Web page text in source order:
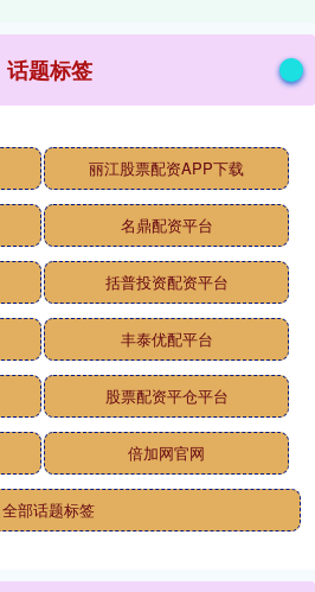
话题标签
丽江股票配资APP下载
名鼎配资平台
括普投资配资平台
丰泰优配平台
股票配资平仓平台
倍加网官网
全部话题标签